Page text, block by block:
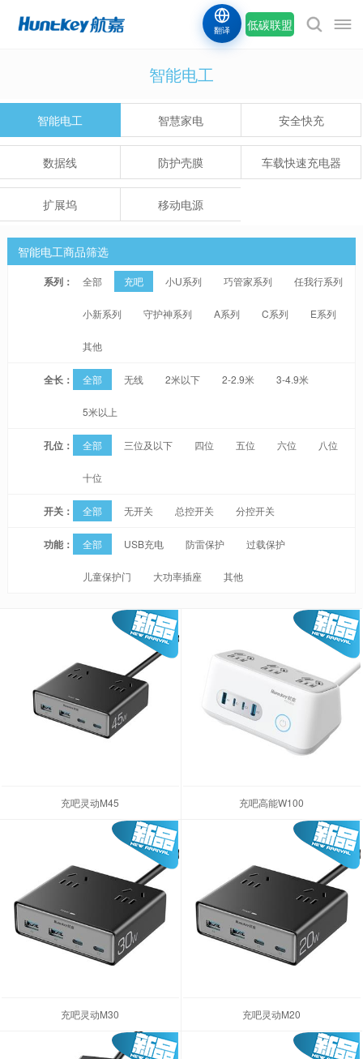
低碳联盟
翻译
智能电工
智能电工 智慧家电 安全快充
数据线 防护壳膜 车载快速充电器
扩展坞 移动电源
智能电工商品筛选
系列： 全部 充吧 小U系列 巧管家系列 任我行系列
小新系列 守护神系列 A系列 C系列 E系列
其他
全长： 全部 无线 2米以下 2-2.9米 3-4.9米
5米以上
孔位： 全部 三位及以下 四位 五位 六位 八位
十位
开关： 全部 无开关 总控开关 分控开关
功能： 全部 USB充电 防雷保护 过载保护
儿童保护门 大功率插座 其他
充吧灵动M45 充吧高能W100
充吧灵动M30 充吧灵动M20